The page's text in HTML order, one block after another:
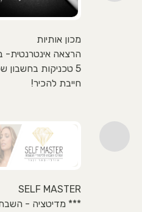
מכון אותיות
הרצאה אינטרנטית-
5 טכניקות
חייבת להכיר!
SELF MASTER
*** מדיטציה -